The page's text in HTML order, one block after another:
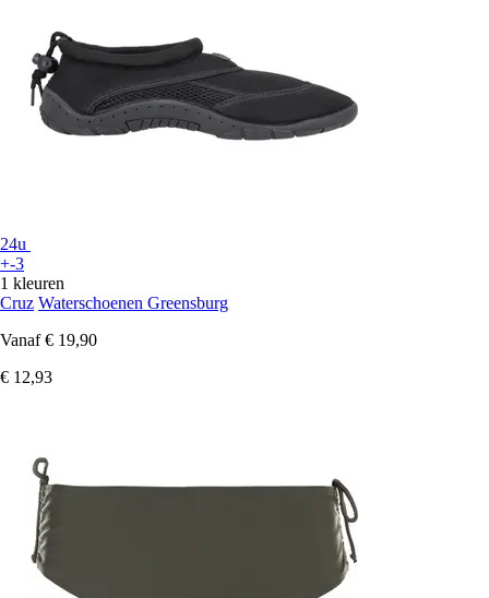
24u
+-3
1 kleuren
Cruz Waterschoenen Greensburg
Vanaf € 19,90
€ 12,93